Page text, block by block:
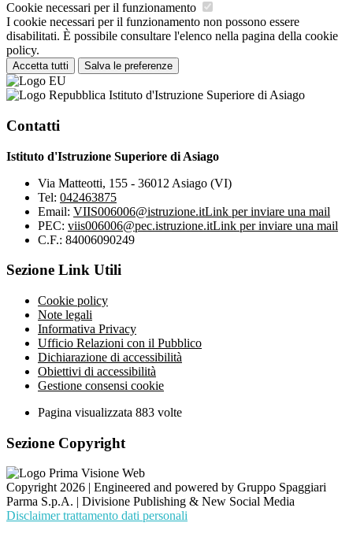
Cookie necessari per il funzionamento
I cookie necessari per il funzionamento non possono essere
disabilitati. È possibile consultare l'elenco nella pagina della cookie
policy.
Accetta tutti Salva le preferenze
Istituto d'Istruzione Superiore di Asiago
Contatti
Istituto d'Istruzione Superiore di Asiago
Via Matteotti, 155 - 36012 Asiago (VI)
Tel: 042463875
Email: VIIS006006@istruzione.itLink per inviare una mail
PEC: viis006006@pec.istruzione.itLink per inviare una mail
C.F.: 84006090249
Sezione Link Utili
Cookie policy
Note legali
Informativa Privacy
Ufficio Relazioni con il Pubblico
Dichiarazione di accessibilità
Obiettivi di accessibilità
Gestione consensi cookie
Pagina visualizzata 883 volte
Sezione Copyright
Copyright 2026 | Engineered and powered by Gruppo Spaggiari
Parma S.p.A. | Divisione Publishing & New Social Media
Disclaimer trattamento dati personali